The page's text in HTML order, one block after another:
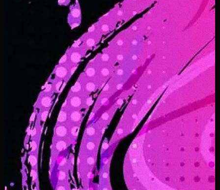
disco
01H00
01:00 - 02:00